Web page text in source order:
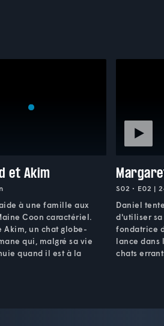
et Akim
à une famille aux
Coon caractériel.
Akim, un chat globe-
qui, malgré sa vie
quand il est à la
S02 • E02 |
Daniel
d'utiliser
fondatrice
lance dans
chats